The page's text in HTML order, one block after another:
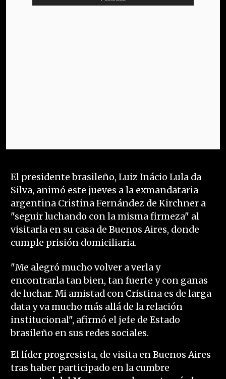
El presidente brasileño, Luiz Inácio Lula da
Silva, animó este jueves a la exmandataria
argentina Cristina Fernández de Kirchner a
"seguir luchando con la misma firmeza" al
visitarla en su casa de Buenos Aires, donde
cumple prisión domiciliaria.
"Me alegró mucho volver a verla y
encontrarla tan bien, tan fuerte y con ganas
de luchar. Mi amistad con Cristina es de larga
data y va mucho más allá de la relación
institucional", afirmó el jefe de Estado
brasileño en sus redes sociales.
El líder progresista, de visita en Buenos Aires
tras haber participado en la cumbre